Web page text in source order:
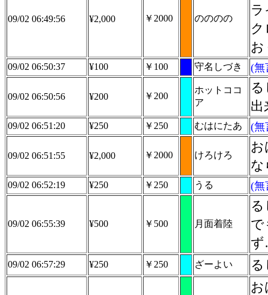
09/02 06:49:56 ¥2,000 ￥2000 のののの
お
09/02 06:50:37 ¥100 ￥100 守名しづき (無
09/02 06:50:56 ¥200 ￥200
ホットココ
ア
出
09/02 06:51:20 ¥250 ￥250 むはにたあ (無
09/02 06:51:55 ¥2,000 ￥2000 けろけろ
お
な
09/02 06:52:19 ¥250 ￥250 うる (無
09/02 06:55:39 ¥500 ￥500 月面着陸
で
ず
09/02 06:57:29 ¥250 ￥250 ざーよい
お